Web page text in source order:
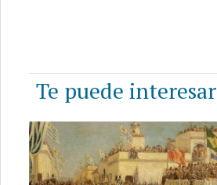
Te puede interesar